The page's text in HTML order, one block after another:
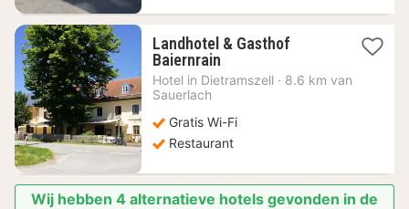
Landhotel & Gasthof
Baiernrain1
nacht
€
Hotel in Dietramszell · 8.6 km van
Sauerlach
Gratis Wi-Fi
Restaurant
Wij hebben 4 alternatieve hotels gevonden in de